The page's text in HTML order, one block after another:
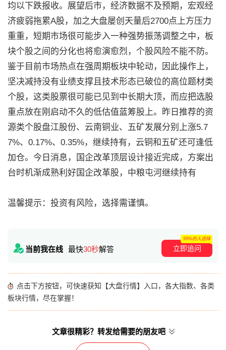
均以下跌报收。展望后市，经济数据不及预期，宏观经
济疲弱拖累A股，加之大盘屡创天量后2700点上方压力
重重，短期市场很可能步入一种强势振荡调整之中，板
块个股之间的分化也将愈演愈烈，个股风险不能不防。
鉴于目前市场热点在强周期板块中轮动，因此操作上，
坚决减持没有业绩支撑且技术形态已破位的高位题材类
个股，这类股票很可能已见到中长期大顶，而应把选股
重点放在刚启动不久的低估值蓝筹股上。昨日推荐的资
源类个股盘江股份、云南铜业、五矿发展分别上涨5.7
7%、0.17%、0.35%，继续持有，云铜和五矿还可逢低
加仓。今日消息，国企改革顶层设计接近完成，方案出
台时机渐成熟利好国企改革股，中粮屯河继续持有
温馨提示：投资有风险，选择需谨慎。
当前我在线 最快30秒解答 立即追问
99%的人选择
点击下方按钮，可快速获知【大盘行情】入口，各大指数、各类
板块行情，尽在掌握！
文章很精彩？转发给需要的朋友吧